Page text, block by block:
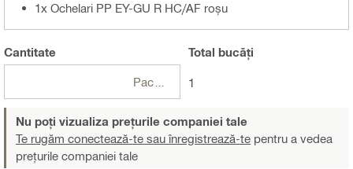
1x Ochelari PP EY-GU R HC/AF roșu
Cantitate Total bucăți
1
Nu poți vizualiza prețurile companiei tale
Te rugăm conectează-te sau înregistrează-te pentru a vedea
prețurile companiei tale